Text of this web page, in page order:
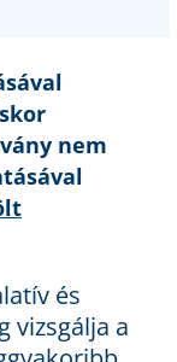
nem
és
vizsgálja a